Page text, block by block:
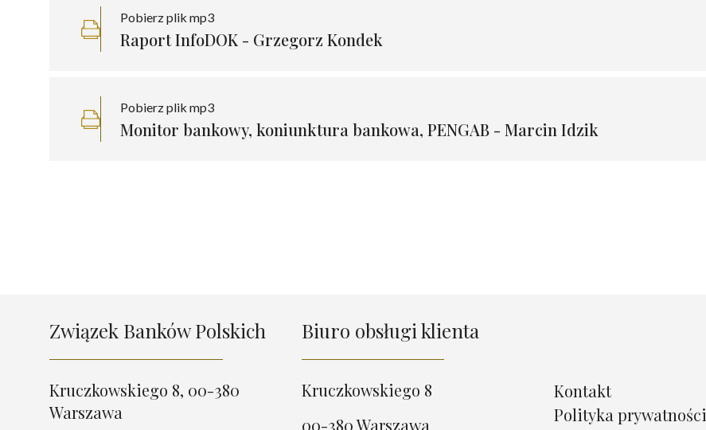
Pobierz plik mp3
Raport InfoDOK - Grzegorz Kondek
Pobierz plik mp3
Monitor bankowy, koniunktura bankowa, PENGAB - Marcin Idzik
Związek Banków Polskich
Kruczkowskiego 8, 00-380
Warszawa
Biuro obsługi klienta
Kruczkowskiego 8
00-380 Warszawa
Kontakt
Polityka prywatności